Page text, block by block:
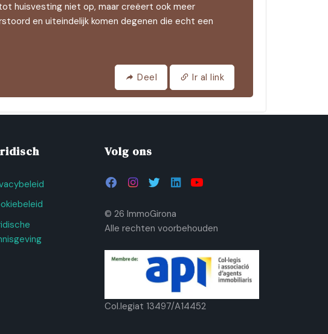
huisvesting niet op, maar creëert ook meer
en uiteindelijk komen degenen die echt een
Deel Ir al link
Volg ons
© 26 ImmoGirona
Alle rechten voorbehouden
Col.legiat 13497/A14452